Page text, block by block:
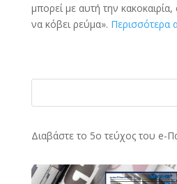
μπορεί με αυτή την
να κόβει ρεύμα». Περισσότερα
Διαβάστε το 5ο τεύχος του e-